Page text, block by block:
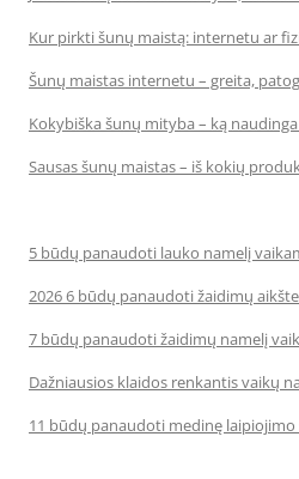
Kur pirkti šunų maistą: internetu ar
Šunų maistas internetu – greita,
Kokybiška šunų mityba – ką
Sausas šunų maistas – iš kokių
5 būdų panaudoti lauko namelį
2026 6 būdų panaudoti žaidimų
7 būdų panaudoti žaidimų namelį
Dažniausios klaidos renkantis vaikų
11 būdų panaudoti medinę laipiojimo